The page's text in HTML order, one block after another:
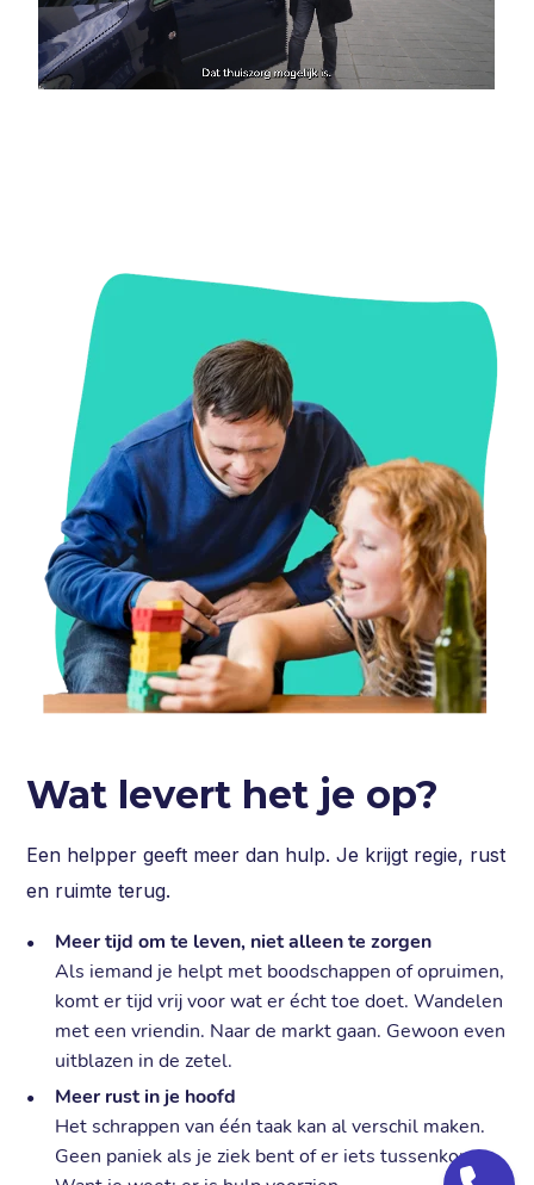
Wat levert het je op?
Een helpper geeft meer dan hulp. Je krijgt regie, rust
en ruimte terug.
Meer tijd om te leven, niet alleen te zorgen
Als iemand je helpt met boodschappen of opruimen,
komt er tijd vrij voor wat er écht toe doet. Wandelen
met een vriendin. Naar de markt gaan. Gewoon even
uitblazen in de zetel.
Meer rust in je hoofd
Het schrappen van één taak kan al verschil maken.
Geen paniek als je ziek bent of er iets tussenkomt.